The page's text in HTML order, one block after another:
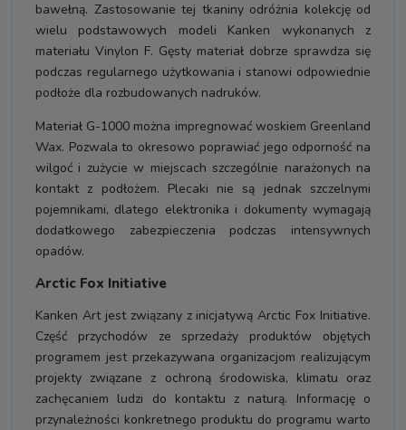
bawełną. Zastosowanie tej tkaniny odróżnia kolekcję od
wielu podstawowych modeli Kanken wykonanych z
materiału Vinylon F. Gęsty materiał dobrze sprawdza się
podczas regularnego użytkowania i stanowi odpowiednie
podłoże dla rozbudowanych nadruków.
Materiał G-1000 można impregnować woskiem Greenland
Wax. Pozwala to okresowo poprawiać jego odporność na
wilgoć i zużycie w miejscach szczególnie narażonych na
kontakt z podłożem. Plecaki nie są jednak szczelnymi
pojemnikami, dlatego elektronika i dokumenty wymagają
dodatkowego zabezpieczenia podczas intensywnych
opadów.
Arctic Fox Initiative
Kanken Art jest związany z inicjatywą Arctic Fox Initiative.
Część przychodów ze sprzedaży produktów objętych
programem jest przekazywana organizacjom realizującym
projekty związane z ochroną środowiska, klimatu oraz
zachęcaniem ludzi do kontaktu z naturą. Informację o
przynależności konkretnego produktu do programu warto